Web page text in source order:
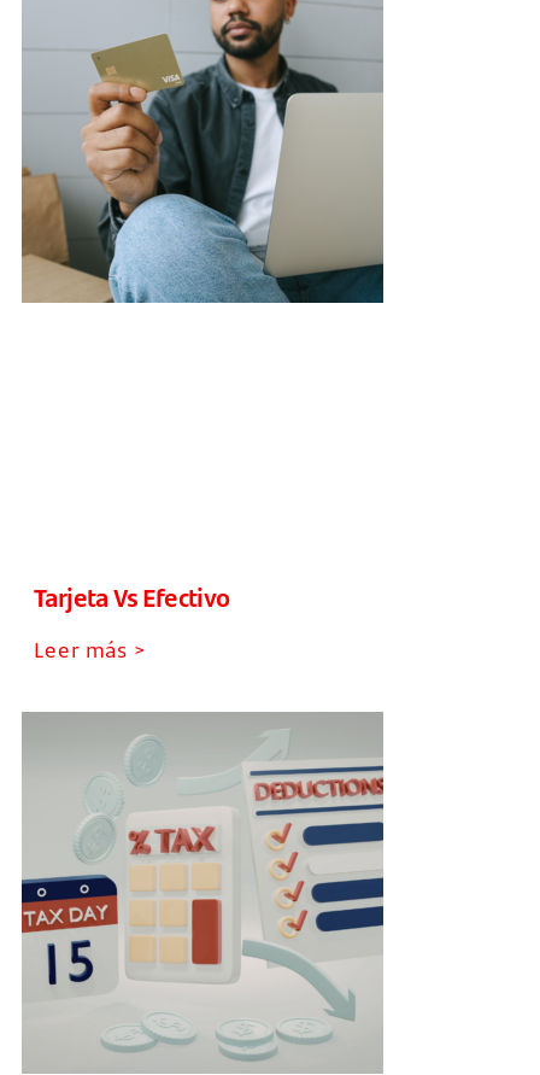
Tarjeta Vs Efectivo
Leer más >